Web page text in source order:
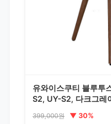
유와이스쿠티 블루투
S2, UY-S2, 다크그레
399,000원 ▼ 30%